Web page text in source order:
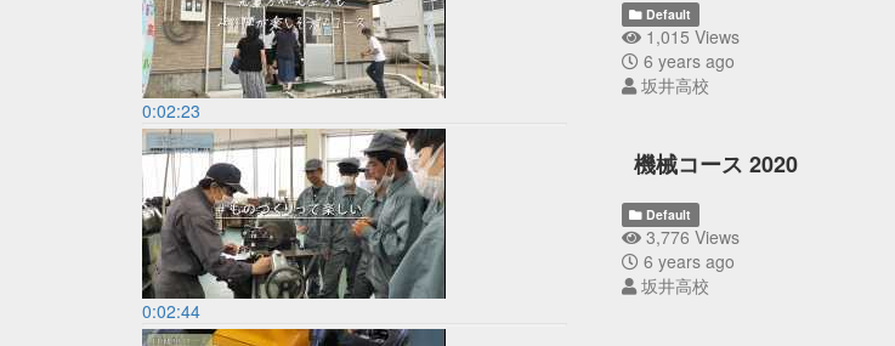
0:02:23
Default
1,015 Views
6 years ago
坂井高校
0:02:44
機械コース 2020
Default
3,776 Views
6 years ago
坂井高校